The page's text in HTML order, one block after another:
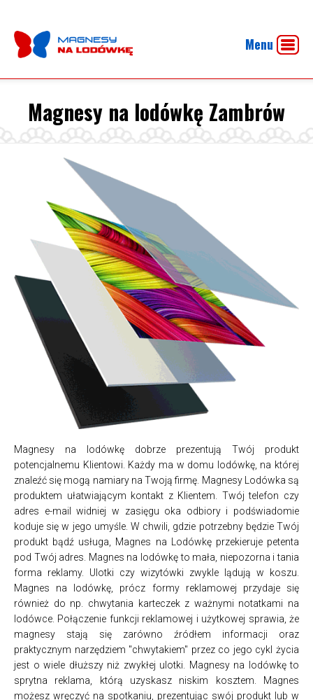
Menu
Magnesy na lodówkę Zambrów
Magnesy na lodówkę dobrze prezentują Twój produkt
potencjalnemu Klientowi. Każdy ma w domu lodówkę, na której
znaleźć się mogą namiary na Twoją firmę. Magnesy Lodówka są
produktem ułatwiającym kontakt z Klientem. Twój telefon czy
adres e-mail widniej w zasięgu oka odbiory i podświadomie
koduje się w jego umyśle. W chwili, gdzie potrzebny będzie Twój
produkt bądź usługa, Magnes na Lodówkę przekieruje petenta
pod Twój adres. Magnes na lodówkę to mała, niepozorna i tania
forma reklamy. Ulotki czy wizytówki zwykle lądują w koszu.
Magnes na lodówkę, prócz formy reklamowej przydaje się
również do np. chwytania karteczek z ważnymi notatkami na
lodówce. Połączenie funkcji reklamowej i użytkowej sprawia, że
magnesy stają się zarówno źródłem informacji oraz
praktycznym narzędziem "chwytakiem" przez co jego cykl życia
jest o wiele dłuższy niż zwykłej ulotki. Magnesy na lodówkę to
sprytna reklama, którą uzyskasz niskim kosztem. Magnes
możesz wręczyć na spotkaniu, prezentując swój produkt lub w